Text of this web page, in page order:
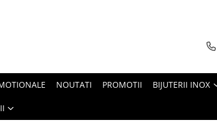
NOUTATI PROMOTII BIJUTERII INOX